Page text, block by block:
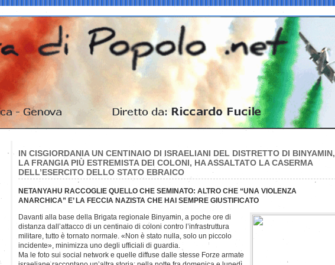
IN CISGIORDANIA UN CENTINAIO DI ISRAELIANI DEL DISTRETTO DI BINYAMIN,
LA FRANGIA PIÙ ESTREMISTA DEI COLONI, HA ASSALTATO LA CASERMA
DELL’ESERCITO DELLO STATO EBRAICO
NETANYAHU RACCOGLIE QUELLO CHE SEMINATO: ALTRO CHE “UNA VIOLENZA
ANARCHICA” E’ LA FECCIA NAZISTA CHE HAI SEMPRE GIUSTIFICATO
Davanti alla base della Brigata regionale Binyamin, a poche ore di
distanza dall’attacco di un centinaio di coloni contro l’infrastruttura
militare, tutto è tornato normale. «Non è stato nulla, solo un piccolo
incidente», minimizza uno degli ufficiali di guardia.
Ma le foto sui social network e quelle diffuse dalle stesse Forze armate